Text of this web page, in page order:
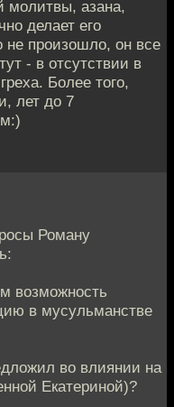
молитвы, азана,
делает его
не произошло, он все
- в отсутствии в
Более того,
лет до 7
Роману
возможность
в мусульманстве
во влиянии на
Екатериной)?